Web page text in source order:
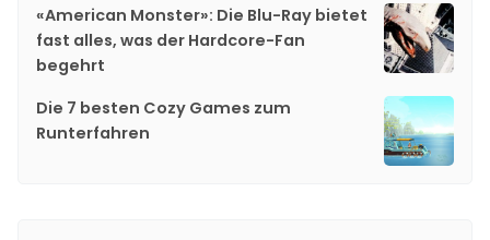
«American Monster»: Die Blu-Ray bietet
fast alles, was der Hardcore-Fan
begehrt
Die 7 besten Cozy Games zum
Runterfahren